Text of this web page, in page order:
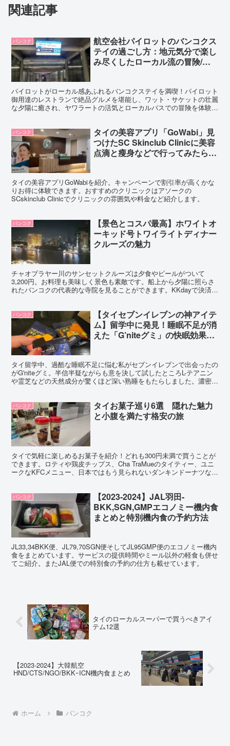
関連記事
バンコク
航空会社パイロットのバンコクス
テイの過ごし方：地元気分で楽し
み尽くしたローカル流の冒険/後
パイロットがローカル感あふれるバンコクステイを満喫！パイロット
御用達のレストランで絶品グルメを堪能し、ワット・サケットの壮麗
な夕陽に癒され、ヤワラートの活気とローカルバスでの冒険を体験。
バンコク
タイの美容アプリ「GoWabi」見
つけたSC Skinclub Clinicに美容
点滴と瘦身などで行ってみたらリ
タイの美容アプリGoWabiを紹介。キャンペーンで割引率が高くかな
りお得に体験できます。おすすめのクリニックはアソークの
SCskinclub Clinicでクリニックの雰囲気や料金など紹介します。
バンコク
【景色とコスパ最高】ホワイトオ
ーキッド号トワイライトディナー
クルーズの魅力
チャオプラヤー川のサンセットクルーズは夕食やビールがついて
3,200円。お料理も美味しく景色も素敵です。船上から夕陽に照らさ
れたバンコクの代表的な寺院を見ることができます。KKdayで決済す
バンコク
【タイセブンイレブンの神アイテ
ム】留学中に発見！睡眠不足が消
えた「G’niteグミ」の快眠効果を
タイ留学中、過酷な睡眠不足に悩む私がセブンイレブンで出会ったの
がG'niteグミ。半信半疑ながらも意を決して試したところL-テアニン
や霊芝などの天然成分が驚くほど深い熟睡をもたらしました。濃密な
バンコク
タイお菓子巡り6選 隠れた魅力
と小腹を満たす格安の旅
タイで気軽に楽しめるお菓子を紹介！どれも300円未満で買うことが
できます。ロティや鶏皮チップス、Cha TraMueのタイティー、ユニ
ークなKFCメニュー、日本ではもう見られないダンキンドーナツな
バンコク
【2023‐2024】JAL羽田‐
BKK,SGN,GMPエコノミー機内食
まとめと特別機内食の予約方法
JL33,34BKK便、JL79,70SGN便そしてJL95GMP便のエコノミー機内
食をまとめています。サービスの提供時間やミール以外の軽食も併せ
てご紹介。またJAL便での特別食の予約の仕方も載せています。
タイのローカルスーパーで買うべきアイ
テム12選
【2023-2024】大韓航空
HND/CTS/NGO/BKKｰICN機内食まとめ
ホーム バンコク